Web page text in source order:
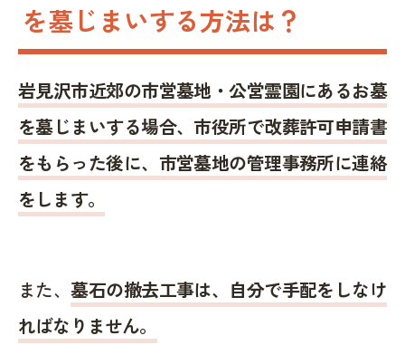
を墓じまいする方法は？
岩見沢市近郊の市営墓地・公営霊園にあるお墓
を墓じまいする場合、市役所で改葬許可申請書
をもらった後に、市営墓地の管理事務所に連絡
をします。
また、墓石の撤去工事は、自分で手配をしなけ
ればなりません。